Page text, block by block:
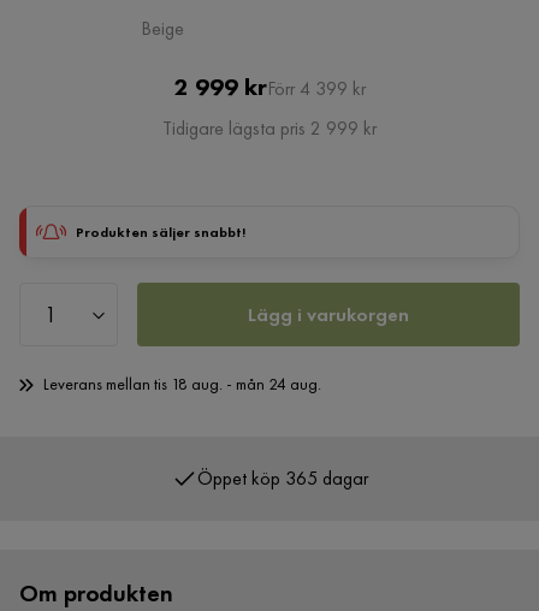
Beige
Pris
2 999 krOriginal
Pris
Förr 4 399 kr
Tidigare lägsta pris 2 999 kr
Produkten säljer snabbt!
Lägg i varukorgen
Leverans mellan tis 18 aug. - mån 24 aug.
Öppet köp 365 dagar
Om produkten